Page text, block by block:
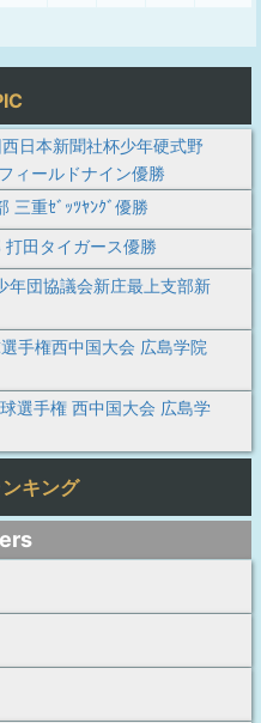
日本新聞社杯少年硬式野
ィールドナイン優勝
三重ｾﾞｯﾂﾔﾝｸﾞ優勝
打田タイガース優勝
団協議会新庄最上支部新
手権西中国大会 広島学院
選手権 西中国大会 広島学
キング